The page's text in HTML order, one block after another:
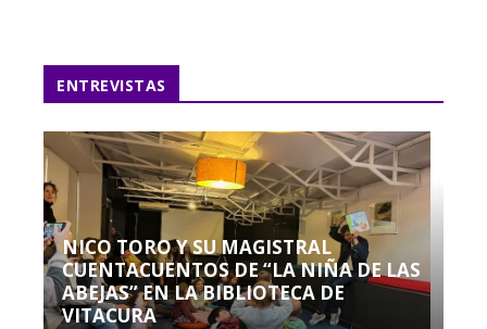
ENTREVISTAS
NICO TORO Y SU MAGISTRAL
CUENTACUENTOS DE “LA NIÑA DE LAS
ABEJAS” EN LA BIBLIOTECA DE
VITACURA